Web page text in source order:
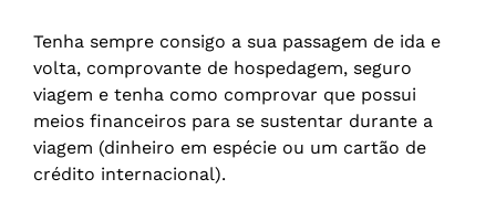
Tenha sempre consigo a sua passagem de ida e
volta, comprovante de hospedagem, seguro
viagem e tenha como comprovar que possui
meios financeiros para se sustentar durante a
viagem (dinheiro em espécie ou um cartão de
crédito internacional).